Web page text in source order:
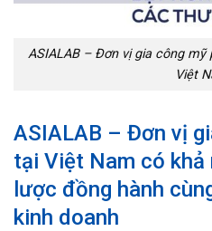
ASIALAB – Đơn vị gia công
Việt
ASIALAB – Đơn vị
tại Việt Nam có khả
lược đồng hành
kinh doanh